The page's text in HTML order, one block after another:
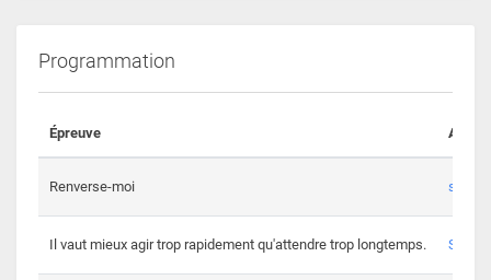
Programmation
Épreuve Auteur
Renverse-moi s3th
Il vaut mieux agir trop rapidement qu'attendre trop longtemps. Spl3en